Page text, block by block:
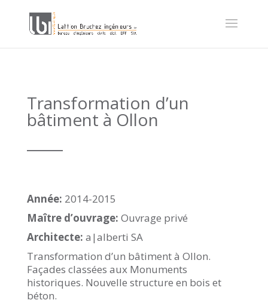
Transformation d’un
bâtiment à Ollon
Année: 2014-2015
Maître d’ouvrage: Ouvrage privé
Architecte: a|alberti SA
Transformation d’un bâtiment à Ollon.
Façades classées aux Monuments
historiques. Nouvelle structure en bois et
béton.